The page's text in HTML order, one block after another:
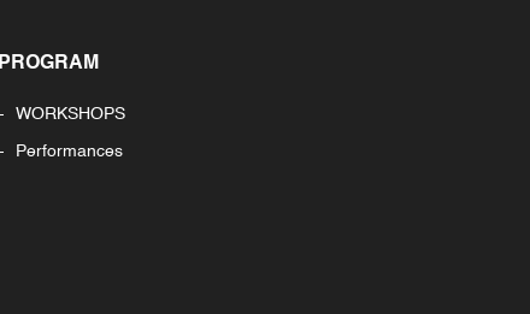
PROGRAM
WORKSHOPS
Performances